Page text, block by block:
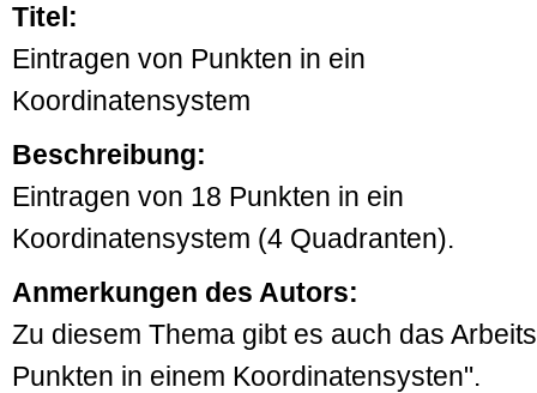
Titel:
Eintragen von Punkten in ein
Koordinatensystem
Beschreibung:
Eintragen von 18 Punkten in ein
Koordinatensystem (4 Quadranten).
Anmerkungen des Autors:
Zu diesem Thema gibt es auch das
Punkten in einem Koordinatensysten".